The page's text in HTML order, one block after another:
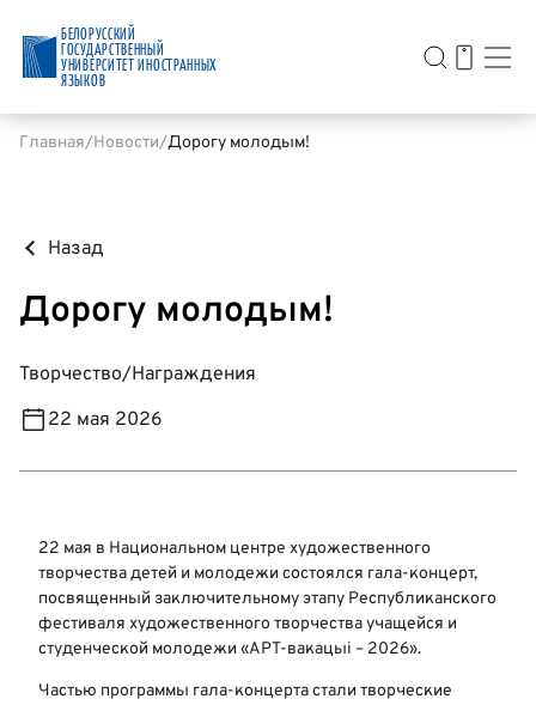
БЕЛОРУССКИЙ
ГОСУДАРСТВЕННЫЙ
УНИВЕРСИТЕТ ИНОСТРАННЫХ
ЯЗЫКОВ
Главная Новости Дорогу молодым!
Назад
Дорогу молодым!
Творчество/Награждения
22 мая 2026
22 мая в Национальном центре художественного
творчества детей и молодежи состоялся гала-концерт,
посвященный заключительному этапу Республиканского
фестиваля художественного творчества учащейся и
студенческой молодежи «АРТ-вакацыi – 2026».
Частью программы гала-концерта стали творческие